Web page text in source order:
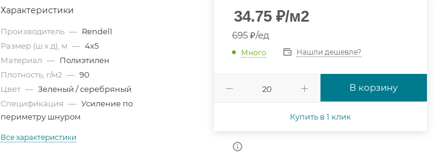
Характеристики
Производитель — Rendell
Размер (ш х д), м — 4х5
Материал — Полиэтилен
Плотность, г/м2 — 90
Цвет — Зеленый / серебряный
Спецификация — Усиление по
периметру шнуром
Все характеристики
34.75₽/м2
695 ₽/ед
Много Нашли дешевле?
В корзину
Купить в 1 клик